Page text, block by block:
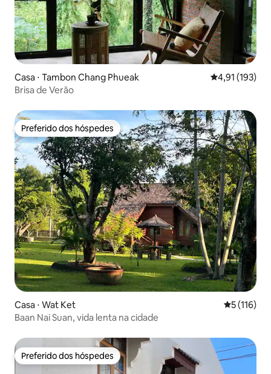
Casa ⋅ Tambon Chang Phueak 4,91 de uma
4,91 (193)
Brisa de Verão
Preferido dos hóspedes
Preferido dos hóspedes
Casa ⋅ Wat Ket 5 de uma
5 (116)
Baan Nai Suan, vida lenta na cidade
Preferido dos hóspedes
Preferido dos hóspedes